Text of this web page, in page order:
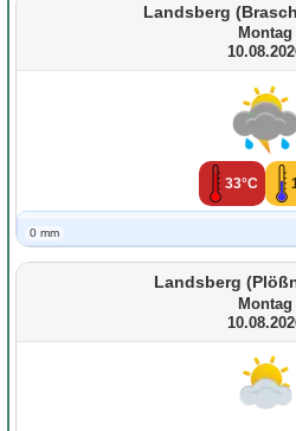
Landsberg
Montag
33°C
0 mm
Landsberg
Montag